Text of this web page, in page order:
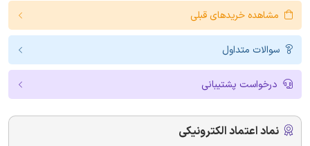
مشاهده خریدهای قبلی
سوالات متداول
درخواست پشتیبانی
نماد اعتماد الکترونیکی